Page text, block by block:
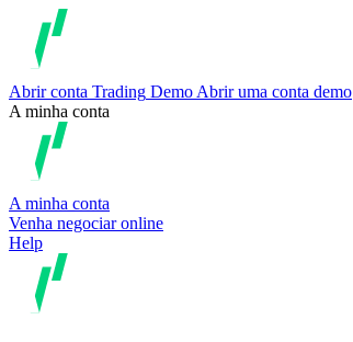
Abrir conta Trading Demo Abrir uma conta demo
A minha conta
A minha conta
Venha negociar online
Help